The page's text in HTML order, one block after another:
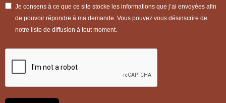
Je consens à ce que ce site stocke les informations que j’ai envoyées afin
de pouvoir répondre à ma demande. Vous pouvez vous désinscrire de
notre liste de diffusion à tout moment.